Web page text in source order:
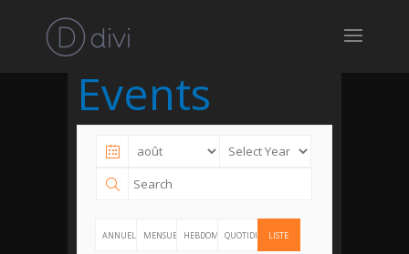
Events
ANNUELLEMENSUELLEHEBDOMADAIREQUOTIDIENNELISTE